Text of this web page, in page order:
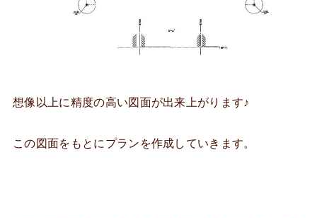
想像以上に精度の高い図面が出来上がります♪
この図面をもとにプランを作成していきます。